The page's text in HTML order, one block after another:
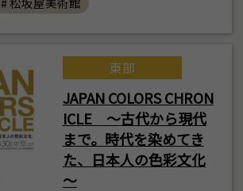
東部
JAPAN COLORS CHRON
ICLE ～古代から現代
まで。時代を染めてき
た、日本人の色彩文化
～